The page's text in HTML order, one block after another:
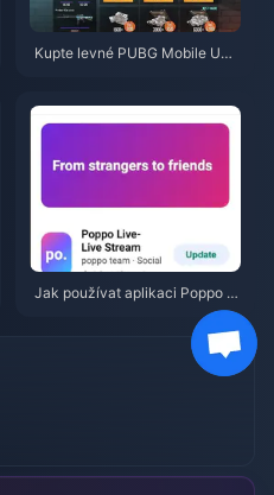
Kupte levné PUBG Mobile UC
jlepší balíčky a bezpečné dobit
Jak používat aplikaci Poppo Li
ve: Kompletní průvodce pro úpl
né začátečníky | červenec 20